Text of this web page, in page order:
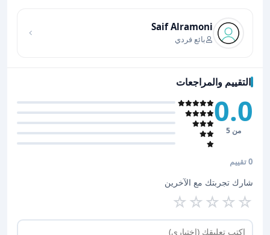
Saif Alramoni
بائع فردي
التقييم والمراجعات
0.0
من 5
0 تقييم
شارك تجربتك مع الآخرين
☆
☆
☆
☆
☆